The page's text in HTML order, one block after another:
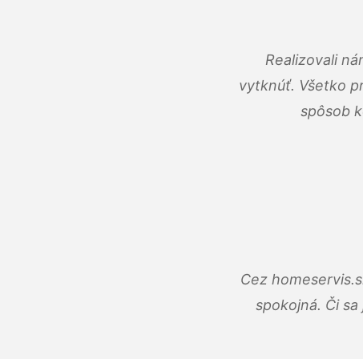
Realizovali
vytknúť. Všetko
spôsob
Cez
spokojná. Či